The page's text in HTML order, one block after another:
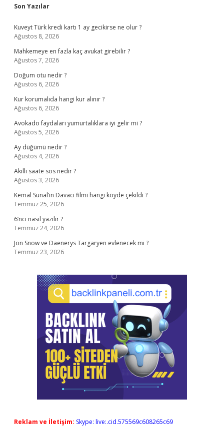
Sidebar
Son Yazılar
Kuveyt Türk kredi kartı 1 ay gecikirse ne olur ?
Ağustos 8, 2026
Mahkemeye en fazla kaç avukat girebilir ?
Ağustos 7, 2026
Doğum otu nedir ?
Ağustos 6, 2026
Kur korumalıda hangi kur alınır ?
Ağustos 6, 2026
Avokado faydaları yumurtalıklara iyi gelir mi ?
Ağustos 5, 2026
Ay düğümü nedir ?
Ağustos 4, 2026
Akıllı saate sos nedir ?
Ağustos 3, 2026
Kemal Sunal’ın Davacı filmi hangi köyde çekildi ?
Temmuz 25, 2026
6’ncı nasıl yazılır ?
Temmuz 24, 2026
Jon Snow ve Daenerys Targaryen evlenecek mi ?
Temmuz 23, 2026
Reklam ve İletişim: Skype: live:.cid.575569c608265c69